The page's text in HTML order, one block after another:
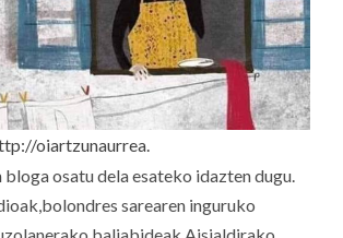
oiartzunaurrea.
bloga osatu dela esateko idazten dugu.
sarearen inguruko